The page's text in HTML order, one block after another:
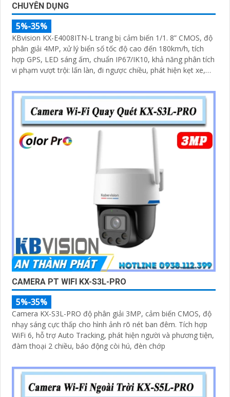
CHUYÊN DỤNG
5%-35%
KBvision KX-E4008ITN-L trang bị cảm biến 1/1. 8” CMOS, độ
phân giải 4MP, xử lý biển số tốc độ cao đến 180km/h, tích
hợp GPS, LED sáng ấm, chuẩn IP67/IK10, khả năng phân tích
vi phạm vượt trội: lấn làn, đi ngược chiều, phát hiện kẹt xe,
CAMERA PT WIFI KX-S3L-PRO
5%-35%
Camera KX-S3L-PRO độ phân giải 3MP, cảm biến CMOS, độ
nhạy sáng cực thấp cho hình ảnh rõ nét ban đêm. Tích hợp
WiFi 6, hỗ trợ Auto Tracking, phát hiện người và phương tiện,
đàm thoại 2 chiều, báo động còi hú, đèn chớp